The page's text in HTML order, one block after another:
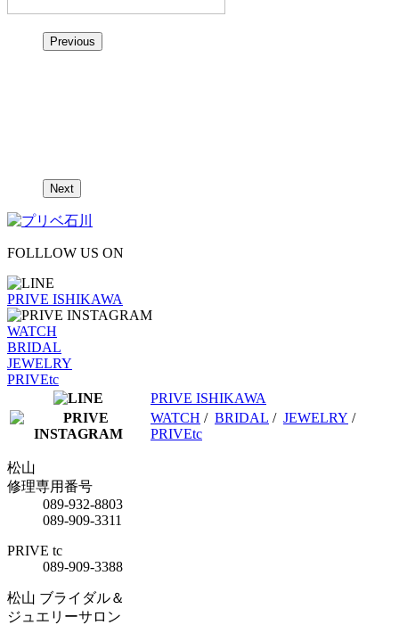
Previous
Next
FOLLLOW US ON
PRIVE ISHIKAWA
WATCH
BRIDAL
JEWELRY
PRIVEtc
PRIVE ISHIKAWA
WATCH / BRIDAL / JEWELRY /
PRIVEtc
松山
修理専用番号
089-932-8803
089-909-3311
PRIVE tc
089-909-3388
松山 ブライダル＆
ジュエリーサロン